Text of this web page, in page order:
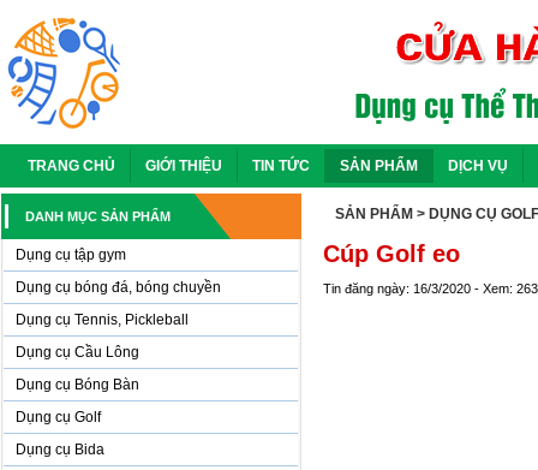
TRANG CHỦ GIỚI THIỆU TIN TỨC SẢN PHẨM DỊCH VỤ
DANH MỤC SẢN PHẨM
Dụng cụ tập gym
Dụng cụ bóng đá, bóng chuyền
Dụng cụ Tennis, Pickleball
Dụng cụ Cầu Lông
Dụng cụ Bóng Bàn
Dụng cụ Golf
Dụng cụ Bida
SẢN PHẨM > DỤNG CỤ GOLF
Cúp Golf eo
Tin đăng ngày: 16/3/2020 - Xem: